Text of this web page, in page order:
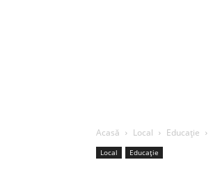
Acasă Local Educație
Local Educație